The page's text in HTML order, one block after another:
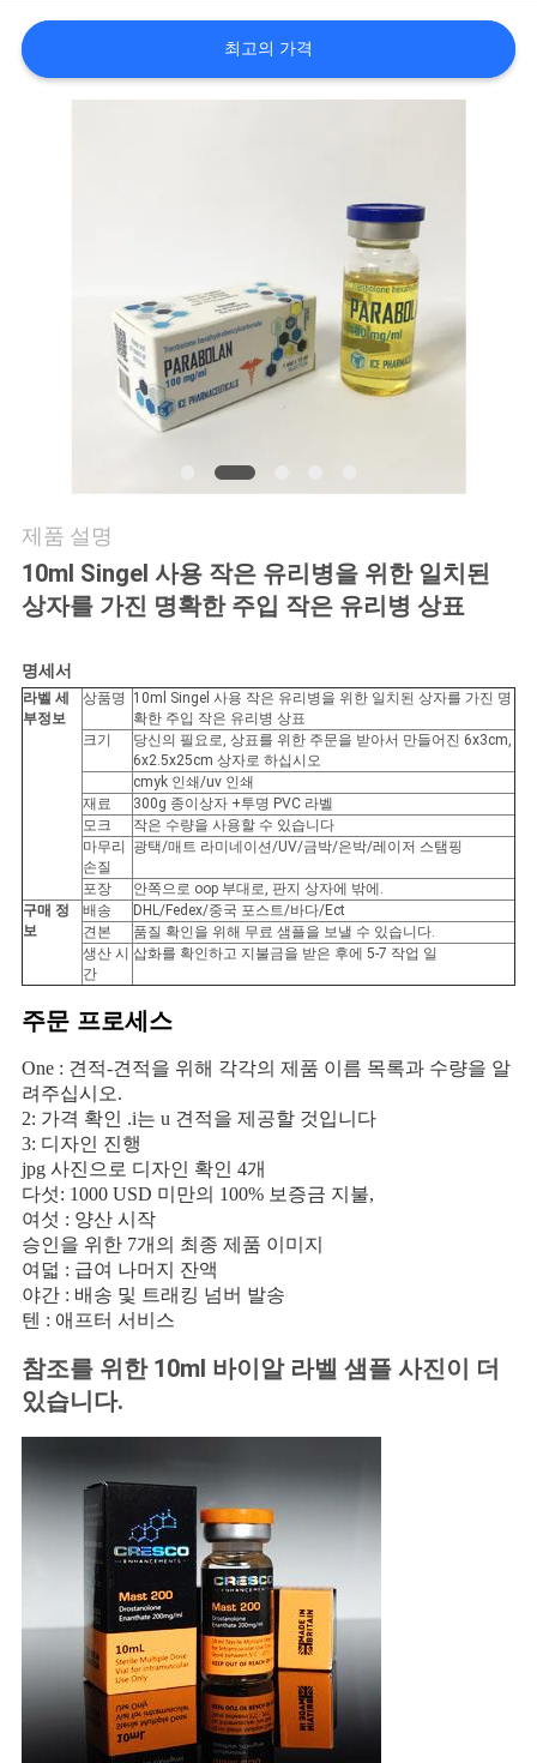
질
관
스
경
우
PRIVACY
POLICY
최고의 가격
제품 설명
10ml Singel 사용 작은 유리병을 위한 일치된
상자를 가진 명확한 주입 작은 유리병 상표
명세서
라벨 세
부정보
상품명 10ml Singel 사용 작은 유리병을 위한 일치된 상자를 가진 명
확한 주입 작은 유리병 상표
크기
당신의 필요로, 상표를 위한 주문을 받아서 만들어진 6x3cm,
6x2.5x25cm 상자로 하십시오
cmyk 인쇄/uv 인쇄
재료
300g 종이상자 +투명 PVC 라벨
모크
작은 수량을 사용할 수 있습니다
마무리
손질
광택/매트 라미네이션/UV/금박/은박/레이저 스탬핑
포장
안쪽으로 oop 부대로, 판지 상자에 밖에.
구매 정
보
배송
DHL/Fedex/중국 포스트/바다/Ect
견본
품질 확인을 위해 무료 샘플을 보낼 수 있습니다.
생산 시
간
삽화를 확인하고 지불금을 받은 후에 5-7 작업 일
주문 프로세스
One : 견적-견적을 위해 각각의 제품 이름 목록과 수량을 알
려주십시오.
2: 가격 확인 .i는 u 견적을 제공할 것입니다
3: 디자인 진행
jpg 사진으로 디자인 확인 4개
다섯: 1000 USD 미만의 100% 보증금 지불,
여섯 : 양산 시작
승인을 위한 7개의 최종 제품 이미지
여덟 : 급여 나머지 잔액
야간 : 배송 및 트래킹 넘버 발송
텐 : 애프터 서비스
참조를 위한 10ml 바이알 라벨 샘플 사진이 더
있습니다.